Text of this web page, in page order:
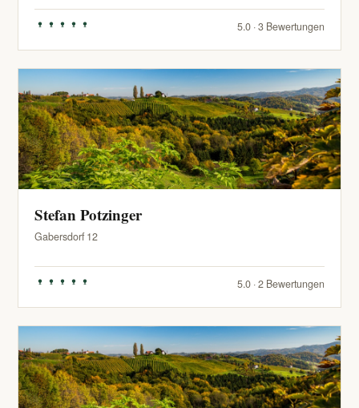
5.0 · 3 Bewertungen
Stefan Potzinger
Gabersdorf 12
5.0 · 2 Bewertungen